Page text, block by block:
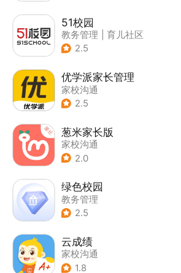
51校园
教务管理
育儿社区
2.5
优学派家长管理
家校沟通
2.5
葱米家长版
家校沟通
2.0
绿色校园
教务管理
2.5
云成绩
家校沟通
1.8